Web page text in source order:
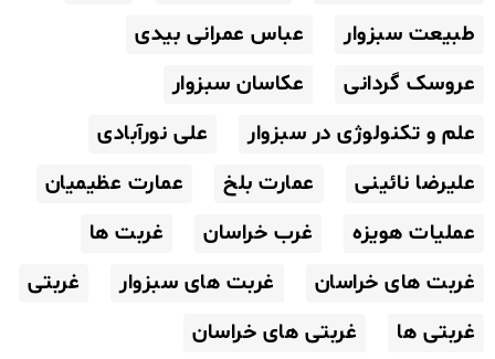
طبیعت سبزوار
عباس عمرانی بیدی
عروسک گردانی
عکاسان سبزوار
علم و تکنولوژی در سبزوار
علی نورآبادی
علیرضا نائینی
عمارت بلخ
عمارت عظیمیان
عملیات هویزه
غرب خراسان
غربت ها
غربت های خراسان
غربت های سبزوار
غربتی
غربتی ها
غربتی های خراسان